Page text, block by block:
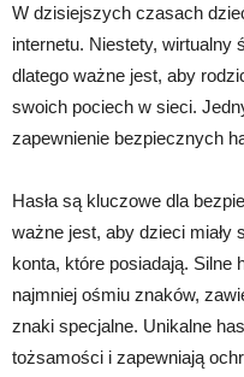
W dzisiejszych czasach
internetu. Niestety, wirtualny
dlatego ważne jest, aby
swoich pociech w sieci.
zapewnienie bezpiecznych
Hasła są kluczowe dla
ważne jest, aby dzieci miały
konta, które posiadają. Silne
najmniej ośmiu znaków,
znaki specjalne. Unikalne
tożsamości i zapewniają